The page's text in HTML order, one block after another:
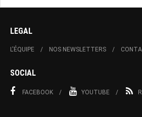
LEGAL
L'ÉQUIPE NOS NEWSLETTERS
SOCIAL
FACEBOOK YOUTUBE